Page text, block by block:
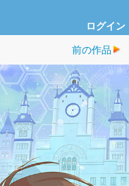
ログイン
前の作品